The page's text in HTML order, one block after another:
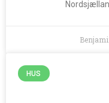
HUS